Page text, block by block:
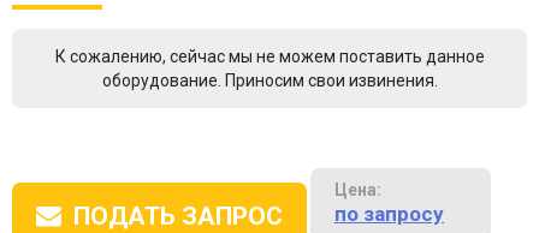
К сожалению, сейчас мы не можем поставить данное
оборудование. Приносим свои извинения.
ПОДАТЬ ЗАПРОС
Цена:
по запросу